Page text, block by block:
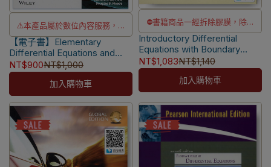
⚠️本產品屬於數位內容服務，一
經購買不提供退貨與退款
⚠️電子書產品僅限台灣境內使
用，海外IP無法註冊成功
【電子書】Elementary
Differential Equations and
Boundary Value Problems
12/e IA [Boyce]
NT$900NT$1,000
加入購物車
⛔書籍商品一經拆除膠膜，除非
瑕疵換書不提供退貨與退款
✅訂購數量5本以上另有優惠，請
洽LINE客服訂購
Introductory Differential
Equations with Boundary
Value Problems 3/e [Abell]
9789866538964
NT$1,083NT$1,140
加入購物車